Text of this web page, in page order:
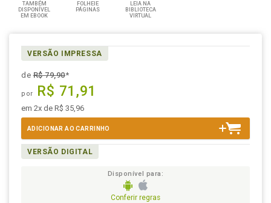
TAMBÉM
DISPONÍVEL
EM EBOOK
FOLHEIE
PÁGINAS
LEIA NA
BIBLIOTECA
VIRTUAL
VERSÃO IMPRESSA
deR$ 79,90*
por R$ 71,91
em 2x de R$ 35,96
ADICIONAR AO CARRINHO
VERSÃO DIGITAL
Disponível para:
Conferir regras